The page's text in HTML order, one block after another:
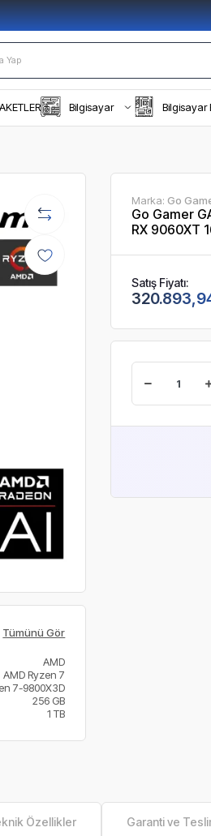
Bilgisayar Bilgisayar
Tümünü Gör
AMD
AMD Ryzen 7
7-9800X3D
256 GB
1 TB
Marka:Go
Go Gamer
RX 9060XT
Satış Fiyatı:
Özellikler Garanti ve